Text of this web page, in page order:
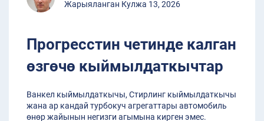
Жарыяланган Кулжа 13, 2026
Прогресстин четинде калган
өзгөчө кыймылдаткычтар
Ванкел кыймылдаткычы, Стирлинг кыймылдаткычы
жана ар кандай турбокуч агрегаттары автомобиль
өнөр жайынын негизги агымына кирген эмес.